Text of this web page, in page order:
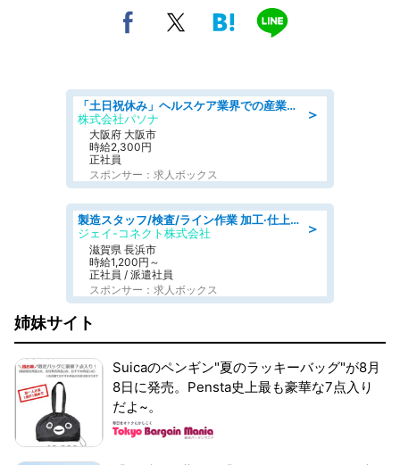
＞
「土日祝休み」ヘルスケア業界での産業保健師業務/看護師/高時給/要資格:正看護師
株式会社パソナ
大阪府 大阪市
時給2,300円
正社員
スポンサー：求人ボックス
＞
製造スタッフ/検査/ライン作業 加工·仕上げ·検査/日勤/土日祝休み
ジェイ-コネクト株式会社
滋賀県 長浜市
時給1,200円～
正社員 / 派遣社員
スポンサー：求人ボックス
姉妹サイト
Suicaのペンギン"夏のラッキーバッグ"が8月
8日に発売。Pensta史上最も豪華な7点入り
だよ~。